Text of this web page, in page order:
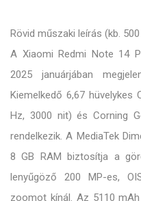
Rövid műszaki leírás (kb.
A Xiaomi Redmi Note 14
2025 januárjában
Kiemelkedő 6,67 hüvelykes
Hz, 3000 nit) és Corning
rendelkezik. A MediaTek
8 GB RAM biztosítja a
lenyűgöző 200 MP-es,
zoomot kínál. Az 5110